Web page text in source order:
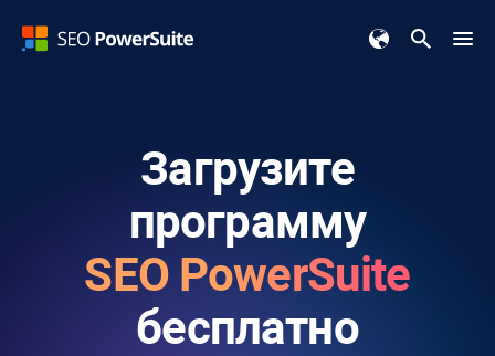
Загрузите
программу
SEO PowerSuite
бесплатно